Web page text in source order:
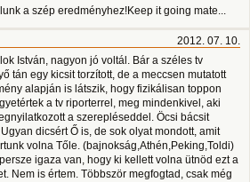
a szép eredményhez!Keep it going mate...
2012. 07. 10.
István, nagyon jó voltál. Bár a széles tv
tán egy kicsit torzított, de a meccsen mutatott
alapján is látszik, hogy fizikálisan toppon
a tv riporterrel, meg mindenkivel, aki
a szerepléseddel. Öcsi bácsit
dicsért Ő is, de sok olyat mondott, amit
volna Tőle. (bajnokság,Athén,Peking,Toldi)
igaza van, hogy ki kellett volna ütnöd ezt a
Nem is értem. Többször megfogtad, csak még